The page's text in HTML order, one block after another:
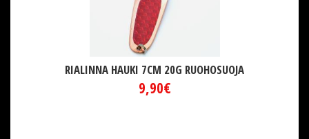
RIALINNA HAUKI 7CM 20G RUOHOSUOJA
9,90€